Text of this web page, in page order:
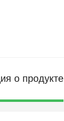
о продукте